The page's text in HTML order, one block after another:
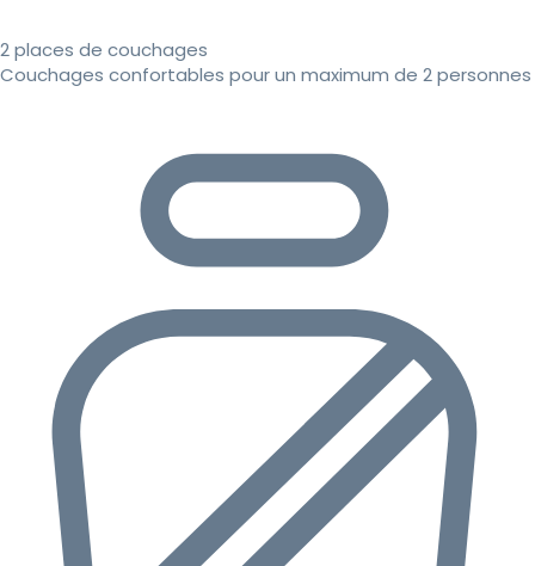
2 places de couchages
Couchages confortables pour un maximum de 2 personnes